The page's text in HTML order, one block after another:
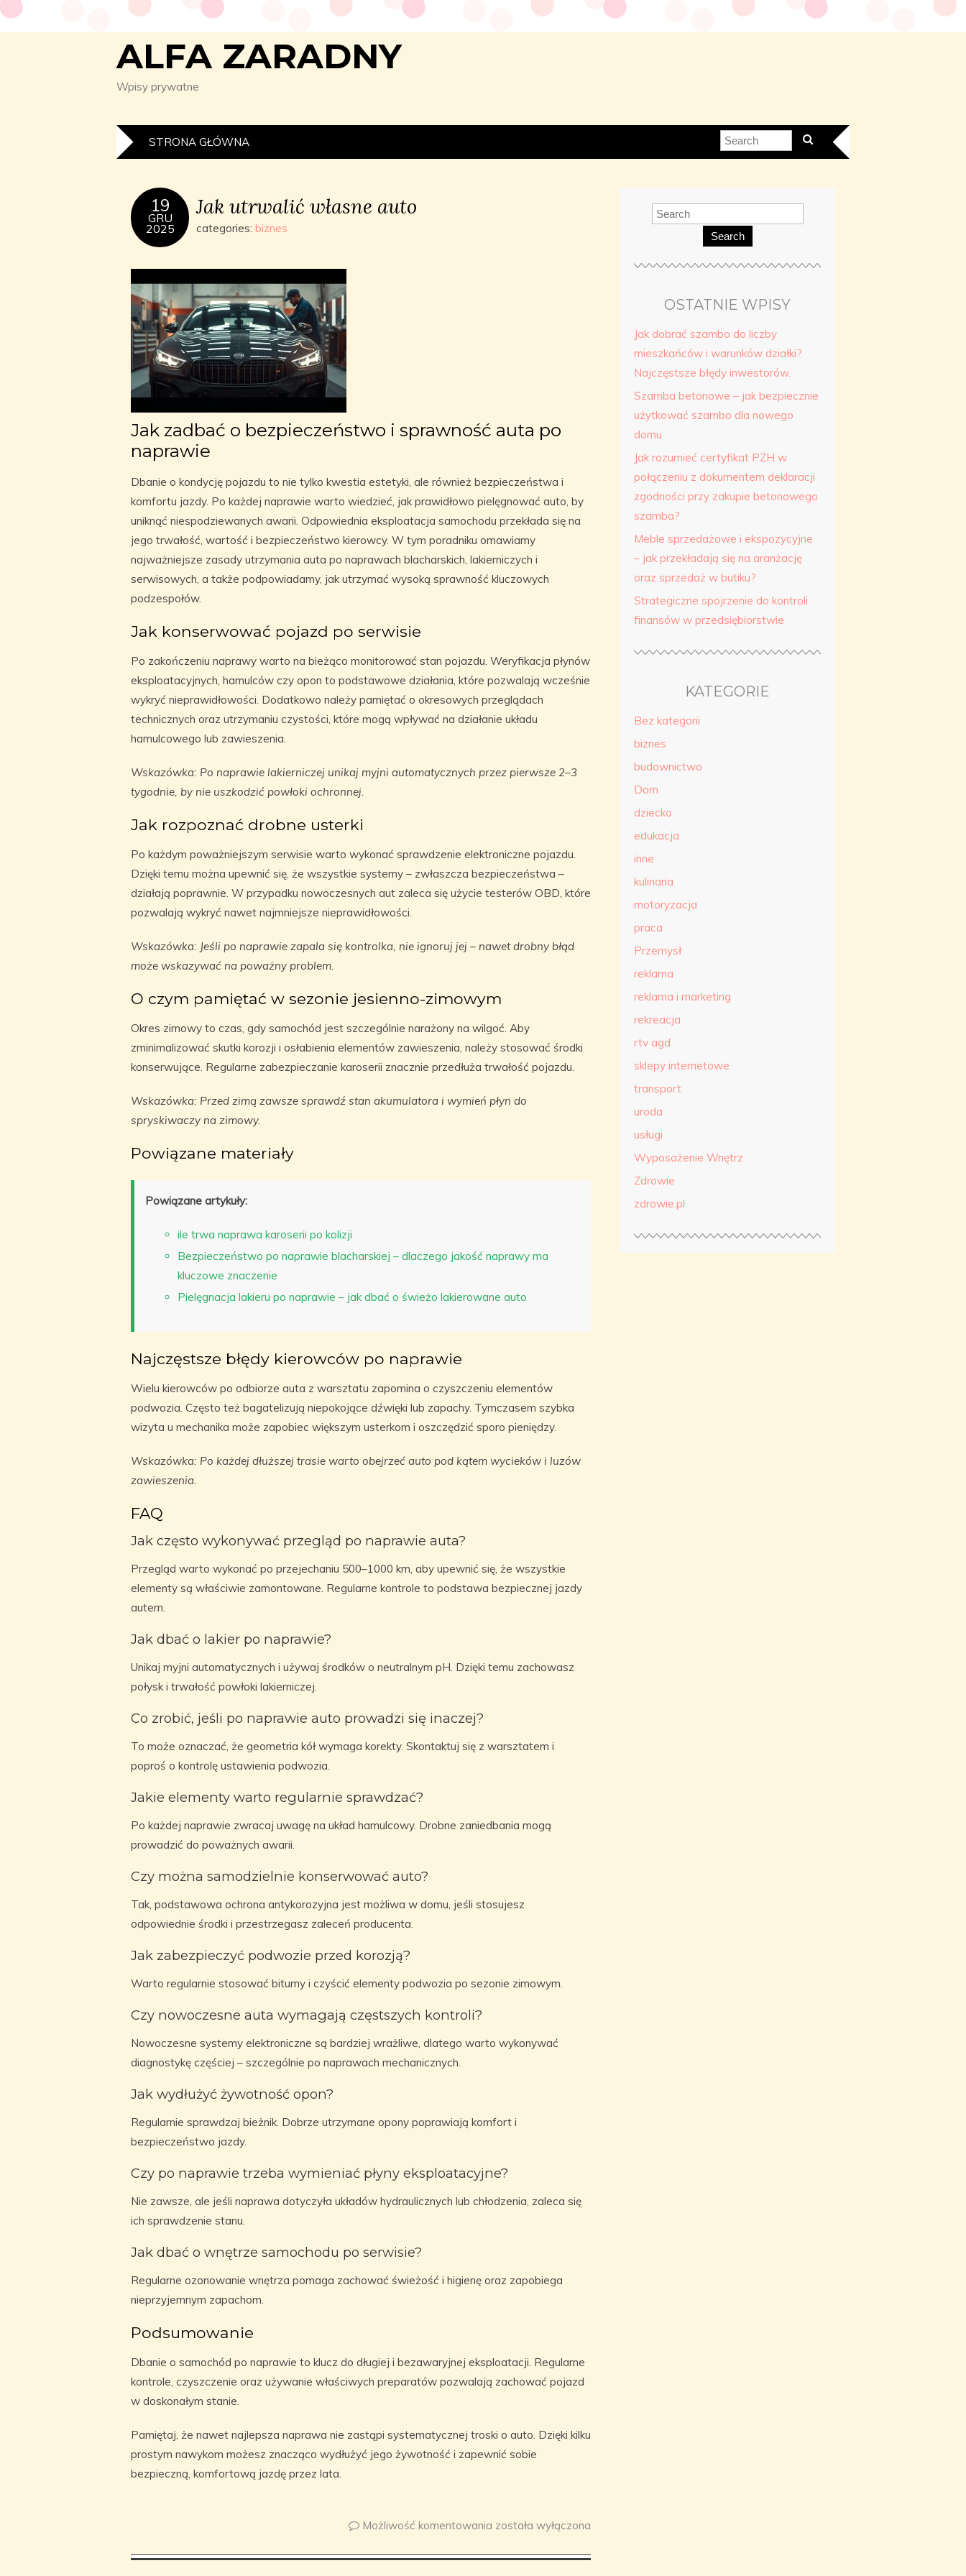
ALFA ZARADNY
Wpisy prywatne
STRONA GŁÓWNA
19
GRU
2025
Jak utrwalić własne auto
categories: biznes
Jak zadbać o bezpieczeństwo i sprawność auta po
naprawie
Dbanie o kondycję pojazdu to nie tylko kwestia estetyki, ale również bezpieczeństwa i
komfortu jazdy. Po każdej naprawie warto wiedzieć, jak prawidłowo pielęgnować auto, by
uniknąć niespodziewanych awarii. Odpowiednia eksploatacja samochodu przekłada się na
jego trwałość, wartość i bezpieczeństwo kierowcy. W tym poradniku omawiamy
najważniejsze zasady utrzymania auta po naprawach blacharskich, lakierniczych i
serwisowych, a także podpowiadamy, jak utrzymać wysoką sprawność kluczowych
podzespołów.
Jak konserwować pojazd po serwisie
Po zakończeniu naprawy warto na bieżąco monitorować stan pojazdu. Weryfikacja płynów
eksploatacyjnych, hamulców czy opon to podstawowe działania, które pozwalają wcześnie
wykryć nieprawidłowości. Dodatkowo należy pamiętać o okresowych przeglądach
technicznych oraz utrzymaniu czystości, które mogą wpływać na działanie układu
hamulcowego lub zawieszenia.
Wskazówka: Po naprawie lakierniczej unikaj myjni automatycznych przez pierwsze 2–3
tygodnie, by nie uszkodzić powłoki ochronnej.
Jak rozpoznać drobne usterki
Po każdym poważniejszym serwisie warto wykonać sprawdzenie elektroniczne pojazdu.
Dzięki temu można upewnić się, że wszystkie systemy – zwłaszcza bezpieczeństwa –
działają poprawnie. W przypadku nowoczesnych aut zaleca się użycie testerów OBD, które
pozwalają wykryć nawet najmniejsze nieprawidłowości.
Wskazówka: Jeśli po naprawie zapala się kontrolka, nie ignoruj jej – nawet drobny błąd
może wskazywać na poważny problem.
O czym pamiętać w sezonie jesienno-zimowym
Okres zimowy to czas, gdy samochód jest szczególnie narażony na wilgoć. Aby
zminimalizować skutki korozji i osłabienia elementów zawieszenia, należy stosować środki
konserwujące. Regularne zabezpieczanie karoserii znacznie przedłuża trwałość pojazdu.
Wskazówka: Przed zimą zawsze sprawdź stan akumulatora i wymień płyn do
spryskiwaczy na zimowy.
Powiązane materiały
Powiązane artykuły:
ile trwa naprawa karoserii po kolizji
Bezpieczeństwo po naprawie blacharskiej – dlaczego jakość naprawy ma
kluczowe znaczenie
Pielęgnacja lakieru po naprawie – jak dbać o świeżo lakierowane auto
Najczęstsze błędy kierowców po naprawie
Wielu kierowców po odbiorze auta z warsztatu zapomina o czyszczeniu elementów
podwozia. Często też bagatelizują niepokojące dźwięki lub zapachy. Tymczasem szybka
wizyta u mechanika może zapobiec większym usterkom i oszczędzić sporo pieniędzy.
Wskazówka: Po każdej dłuższej trasie warto obejrzeć auto pod kątem wycieków i luzów
zawieszenia.
FAQ
Jak często wykonywać przegląd po naprawie auta?
Przegląd warto wykonać po przejechaniu 500–1000 km, aby upewnić się, że wszystkie
elementy są właściwie zamontowane. Regularne kontrole to podstawa bezpiecznej jazdy
autem.
Jak dbać o lakier po naprawie?
Unikaj myjni automatycznych i używaj środków o neutralnym pH. Dzięki temu zachowasz
połysk i trwałość powłoki lakierniczej.
Co zrobić, jeśli po naprawie auto prowadzi się inaczej?
To może oznaczać, że geometria kół wymaga korekty. Skontaktuj się z warsztatem i
poproś o kontrolę ustawienia podwozia.
Jakie elementy warto regularnie sprawdzać?
Po każdej naprawie zwracaj uwagę na układ hamulcowy. Drobne zaniedbania mogą
prowadzić do poważnych awarii.
Czy można samodzielnie konserwować auto?
Tak, podstawowa ochrona antykorozyjna jest możliwa w domu, jeśli stosujesz
odpowiednie środki i przestrzegasz zaleceń producenta.
Jak zabezpieczyć podwozie przed korozją?
Warto regularnie stosować bitumy i czyścić elementy podwozia po sezonie zimowym.
Czy nowoczesne auta wymagają częstszych kontroli?
Nowoczesne systemy elektroniczne są bardziej wrażliwe, dlatego warto wykonywać
diagnostykę częściej – szczególnie po naprawach mechanicznych.
Jak wydłużyć żywotność opon?
Regularnie sprawdzaj bieżnik. Dobrze utrzymane opony poprawiają komfort i
bezpieczeństwo jazdy.
Czy po naprawie trzeba wymieniać płyny eksploatacyjne?
Nie zawsze, ale jeśli naprawa dotyczyła układów hydraulicznych lub chłodzenia, zaleca się
ich sprawdzenie stanu.
Jak dbać o wnętrze samochodu po serwisie?
Regularne ozonowanie wnętrza pomaga zachować świeżość i higienę oraz zapobiega
nieprzyjemnym zapachom.
Podsumowanie
Dbanie o samochód po naprawie to klucz do długiej i bezawaryjnej eksploatacji. Regularne
kontrole, czyszczenie oraz używanie właściwych preparatów pozwalają zachować pojazd
w doskonałym stanie.
Pamiętaj, że nawet najlepsza naprawa nie zastąpi systematycznej troski o auto. Dzięki kilku
prostym nawykom możesz znacząco wydłużyć jego żywotność i zapewnić sobie
bezpieczną, komfortową jazdę przez lata.
Możliwość komentowania została wyłączona
Search
OSTATNIE WPISY
Jak dobrać szambo do liczby
mieszkańców i warunków działki?
Najczęstsze błędy inwestorów.
Szamba betonowe – jak bezpiecznie
użytkować szambo dla nowego
domu
Jak rozumieć certyfikat PZH w
połączeniu z dokumentem deklaracji
zgodności przy zakupie betonowego
szamba?
Meble sprzedażowe i ekspozycyjne
– jak przekładają się na aranżację
oraz sprzedaż w butiku?
Strategiczne spojrzenie do kontroli
finansów w przedsiębiorstwie
KATEGORIE
Bez kategorii
biznes
budownictwo
Dom
dziecko
edukacja
inne
kulinaria
motoryzacja
praca
Przemysł
reklama
reklama i marketing
rekreacja
rtv agd
sklepy internetowe
transport
uroda
usługi
Wyposażenie Wnętrz
Zdrowie
zdrowie.pl